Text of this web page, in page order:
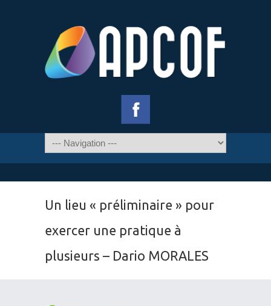
Un lieu « préliminaire » pour
exercer une pratique à
plusieurs – Dario MORALES